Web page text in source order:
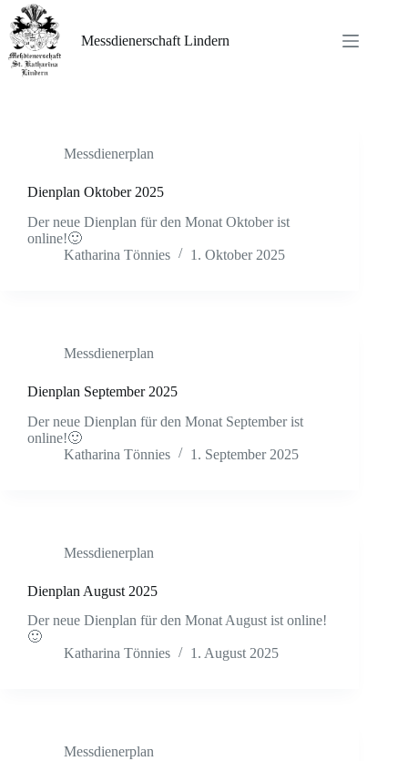
Zum
Inhalt
springen
Messdienerschaft Lindern
Messdienerplan
Dienplan Oktober 2025
Der neue Dienplan für den Monat Oktober ist
online!🙂
Katharina Tönnies
1. Oktober 2025
Messdienerplan
Dienplan September 2025
Der neue Dienplan für den Monat September ist
online!🙂
Katharina Tönnies
1. September 2025
Messdienerplan
Dienplan August 2025
Der neue Dienplan für den Monat August ist online!
🙂
Katharina Tönnies
1. August 2025
Messdienerplan